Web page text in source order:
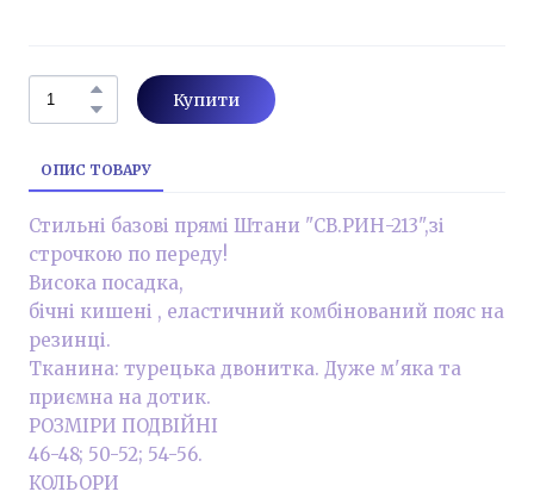
Купити
ОПИС ТОВАРУ
Стильні базові прямі Штани "СВ.РИН-213",зі
строчкою по переду!
Висока посадка,
бічні кишені , еластичний комбінований пояс на
резинці.
Тканина: турецька двонитка. Дуже м'яка та
приємна на дотик.
РОЗМІРИ ПОДВІЙНІ
46-48; 50-52; 54-56.
КОЛЬОРИ